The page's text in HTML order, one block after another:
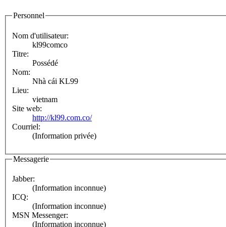
Personnel
Nom d'utilisateur:
kl99comco
Titre:
Possédé
Nom:
Nhà cái KL99
Lieu:
vietnam
Site web:
http://kl99.com.co/
Courriel:
(Information privée)
Messagerie
Jabber:
(Information inconnue)
ICQ:
(Information inconnue)
MSN Messenger:
(Information inconnue)